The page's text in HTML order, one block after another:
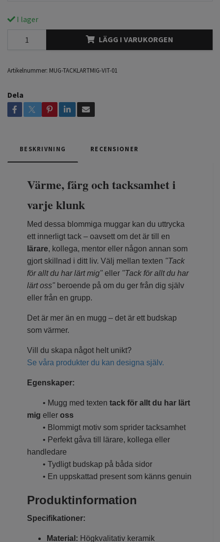
I lager
LÄGG I VARUKORGEN
Artikelnummer: MUG-TACKLARTMIG-VIT-01
Dela
BESKRIVNING RECENSIONER
Värme, färg och tacksamhet i
varje klunk
Med dessa blommiga muggar kan du uttrycka
ett innerligt tack – oavsett om det är till en
lärare, kollega, mentor eller någon annan som
gjort skillnad i ditt liv. Välj mellan texten "Tack
för allt du har lärt mig" eller "Tack för allt du har
lärt oss" beroende på om du ger från dig själv
eller från en grupp.
Det är mer än en mugg – det är ett budskap
som värmer.
Vill du skapa något helt unikt?
Se våra produkter du kan designa själv.
Egenskaper:
• Mugg med texten tack för allt du har lärt
mig eller oss
• Blommigt motiv som sprider tacksamhet
• Perfekt gåva till lärare, kollega eller
handledare
• Tydligt budskap på båda sidor
• En uppskattad present som känns genuin
Produktinformation
Specifikationer:
Material: Högkvalitativ keramik